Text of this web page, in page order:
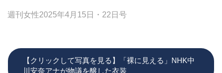
週刊女性2025年4月15日・22日号
【クリックして写真を見る】「裸に見える」NHK中
川安奈アナが物議を醸した衣装